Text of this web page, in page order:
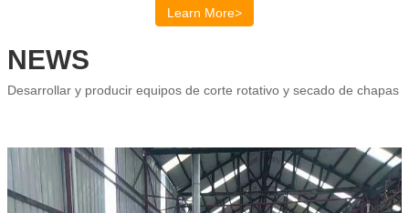
Learn More>
NEWS
Desarrollar y producir equipos de corte rotativo y secado de chapas